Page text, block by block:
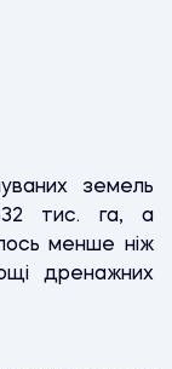
земель
тис. га, а
менше ніж
дренажних